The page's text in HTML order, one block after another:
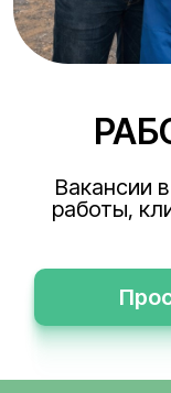
Вакансии
работы,